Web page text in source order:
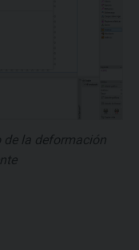
de la deformación